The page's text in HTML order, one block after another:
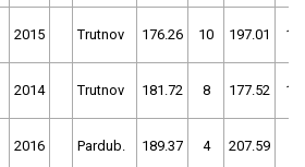
2015 Trutnov 176.26 10 197.01 10
2014 Trutnov 181.72 8 177.52 14
2016 Pardub. 189.37 4 207.59